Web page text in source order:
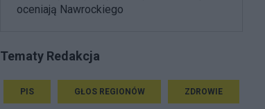
oceniają Nawrockiego
Tematy Redakcja
PIS GŁOS REGIONÓW ZDROWIE